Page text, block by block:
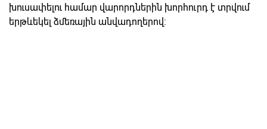
խուսափելու համար վարորդներին խորհուրդ է տրվում
երթևեկել ձմեռային անվադողերով: